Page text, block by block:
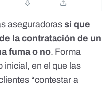
aseguradoras sí que
la contratación de un
fuma o no. Forma
inicial , en el que las
“contestar a